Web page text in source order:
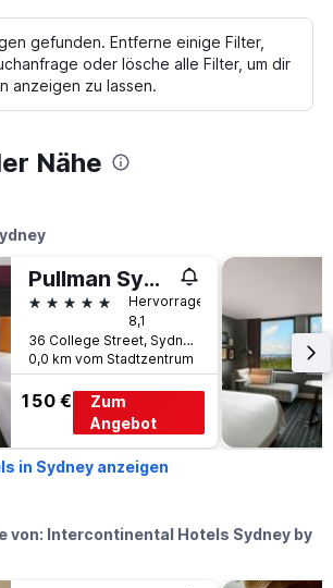
gefunden. Entferne einige Filter,
oder lösche alle Filter, um dir
anzeigen zu lassen.
Nähe
Pullman Sydney Hyde Park
5 Sterne
Hervorragend
8,1
36 College Street, Sydney, NSW, Australien
0,0 km vom Stadtzentrum
150 €
Zum
Angebot
in Sydney anzeigen
von: Intercontinental Hotels Sydney by